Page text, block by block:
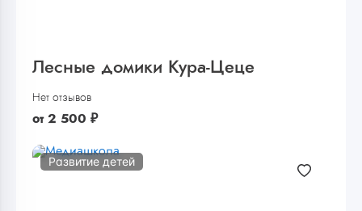
Лесные домики Кура-Цеце
Нет отзывов
от 2 500 ₽
Развитие детей